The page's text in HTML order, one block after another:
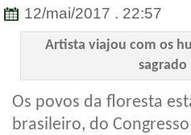
12/mai/2017 . 22:57
Artista viajou com os
sagrado
Os povos da floresta
brasileiro, do